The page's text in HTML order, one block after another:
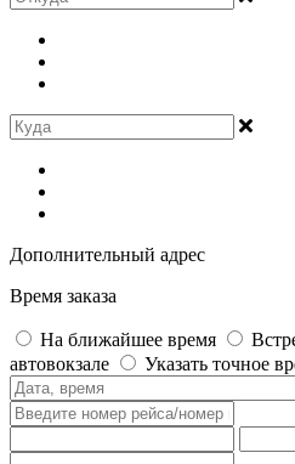
Дополнительный адрес
Время заказа
На ближайшее время
автовокзале
Указать точное